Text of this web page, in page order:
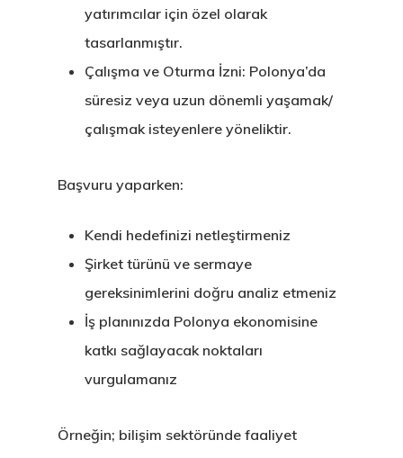
yatırımcılar için özel olarak
tasarlanmıştır.
Çalışma ve Oturma İzni: Polonya’da
süresiz veya uzun dönemli yaşamak/
çalışmak isteyenlere yöneliktir.
Başvuru yaparken:
Kendi hedefinizi netleştirmeniz
Şirket türünü ve sermaye
gereksinimlerini doğru analiz etmeniz
İş planınızda Polonya ekonomisine
katkı sağlayacak noktaları
vurgulamanız
Örneğin; bilişim sektöründe faaliyet